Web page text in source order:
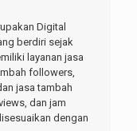
Digital
berdiri sejak
layanan jasa
followers,
jasa tambah
dan jam
dengan